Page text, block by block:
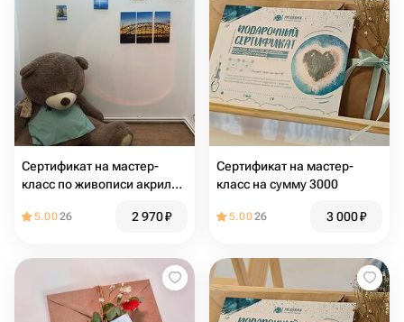
Сертификат на мастер-
класс по живописи акрилом
5.0026 2 970₽
Сертификат на мастер-
класс на сумму 3000
5.0026 3 000₽